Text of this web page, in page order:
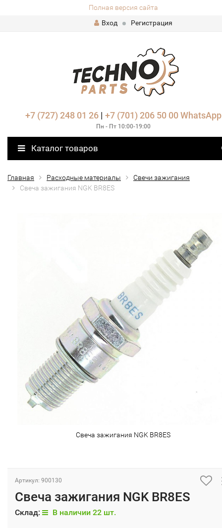
Полная версия сайта
Вход
Регистрация
+7 (727) 248 01 26| +7 (701) 206 50 00 WhatsApp
Пн - Пт 10:00-19:00
Каталог товаров
Главная Расходные материалы
Свечи зажигания
Свеча зажигания NGK BR8ES
Свеча зажигания NGK BR8ES
Артикул: 900130
Свеча зажигания NGK BR8ES
Склад: В наличии 22 шт.